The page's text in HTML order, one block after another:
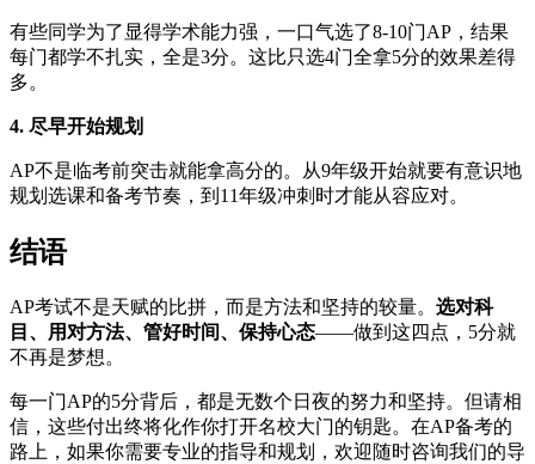
有些同学为了显得学术能力强，一口气选了8-10门AP，结果
每门都学不扎实，全是3分。这比只选4门全拿5分的效果差得
多。
4. 尽早开始规划
AP不是临考前突击就能拿高分的。从9年级开始就要有意识地
规划选课和备考节奏，到11年级冲刺时才能从容应对。
结语
AP考试不是天赋的比拼，而是方法和坚持的较量。 选对科
目、用对方法、管好时间、保持心态——做到这四点，5分就
不再是梦想。
每一门AP的5分背后，都是无数个日夜的努力和坚持。但请相
信，这些付出终将化作你打开名校大门的钥匙。在AP备考的
路上，如果你需要专业的指导和规划，欢迎随时咨询我们的导